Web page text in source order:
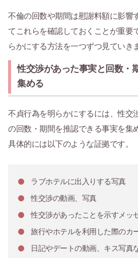
不倫の回数や期間は慰謝料額に影響
てこれらを確認しておくことが重要
らかにする方法を一つずつ見ていき
性交渉があった事実と回数・
集める
不貞行為を明らかにするには、性交
の回数・期間を推認できる事実を集
具体的には以下のような証拠です。
ラブホテルに出入りする写真
性交渉の動画、写真
性交渉があったことを示すメッ
旅行やホテルを利用した際のカ
日記やデートの動画、キス写真